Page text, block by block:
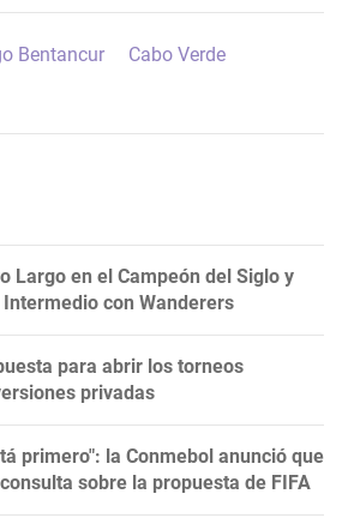
Bentancur
Cabo Verde
Largo en el Campeón del Siglo y
con Wanderers
para abrir los torneos
privadas
primero": la Conmebol anunció que
sobre la propuesta de FIFA